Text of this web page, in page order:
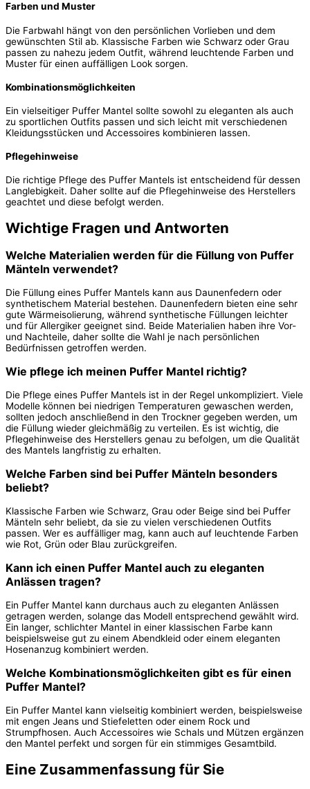
Farben und Muster
Die Farbwahl hängt von den persönlichen Vorlieben und dem
gewünschten Stil ab. Klassische Farben wie Schwarz oder Grau
passen zu nahezu jedem Outfit, während leuchtende Farben und
Muster für einen auffälligen Look sorgen.
Kombinationsmöglichkeiten
Ein vielseitiger Puffer Mantel sollte sowohl zu eleganten als auch
zu sportlichen Outfits passen und sich leicht mit verschiedenen
Kleidungsstücken und Accessoires kombinieren lassen.
Pflegehinweise
Die richtige Pflege des Puffer Mantels ist entscheidend für dessen
Langlebigkeit. Daher sollte auf die Pflegehinweise des Herstellers
geachtet und diese befolgt werden.
Wichtige Fragen und Antworten
Welche Materialien werden für die Füllung von Puffer
Mänteln verwendet?
Die Füllung eines Puffer Mantels kann aus Daunenfedern oder
synthetischem Material bestehen. Daunenfedern bieten eine sehr
gute Wärmeisolierung, während synthetische Füllungen leichter
und für Allergiker geeignet sind. Beide Materialien haben ihre Vor-
und Nachteile, daher sollte die Wahl je nach persönlichen
Bedürfnissen getroffen werden.
Wie pflege ich meinen Puffer Mantel richtig?
Die Pflege eines Puffer Mantels ist in der Regel unkompliziert. Viele
Modelle können bei niedrigen Temperaturen gewaschen werden,
sollten jedoch anschließend in den Trockner gegeben werden, um
die Füllung wieder gleichmäßig zu verteilen. Es ist wichtig, die
Pflegehinweise des Herstellers genau zu befolgen, um die Qualität
des Mantels langfristig zu erhalten.
Welche Farben sind bei Puffer Mänteln besonders
beliebt?
Klassische Farben wie Schwarz, Grau oder Beige sind bei Puffer
Mänteln sehr beliebt, da sie zu vielen verschiedenen Outfits
passen. Wer es auffälliger mag, kann auch auf leuchtende Farben
wie Rot, Grün oder Blau zurückgreifen.
Kann ich einen Puffer Mantel auch zu eleganten
Anlässen tragen?
Ein Puffer Mantel kann durchaus auch zu eleganten Anlässen
getragen werden, solange das Modell entsprechend gewählt wird.
Ein langer, schlichter Mantel in einer klassischen Farbe kann
beispielsweise gut zu einem Abendkleid oder einem eleganten
Hosenanzug kombiniert werden.
Welche Kombinationsmöglichkeiten gibt es für einen
Puffer Mantel?
Ein Puffer Mantel kann vielseitig kombiniert werden, beispielsweise
mit engen Jeans und Stiefeletten oder einem Rock und
Strumpfhosen. Auch Accessoires wie Schals und Mützen ergänzen
den Mantel perfekt und sorgen für ein stimmiges Gesamtbild.
Eine Zusammenfassung für Sie